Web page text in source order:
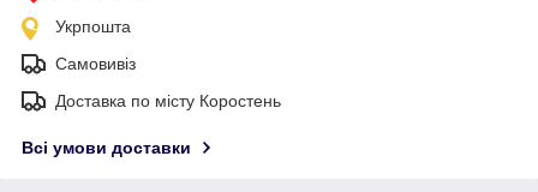
Укрпошта
Самовивіз
Доставка по місту Коростень
Всі умови доставки